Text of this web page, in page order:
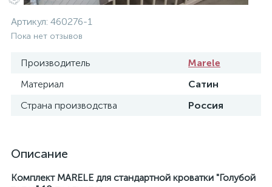
Артикул: 460276-1
Пока нет отзывов
Производитель
Marele
Материал
Сатин
Страна производства
Россия
Описание
Комплект MARELE для стандартной кроватки "Голубой